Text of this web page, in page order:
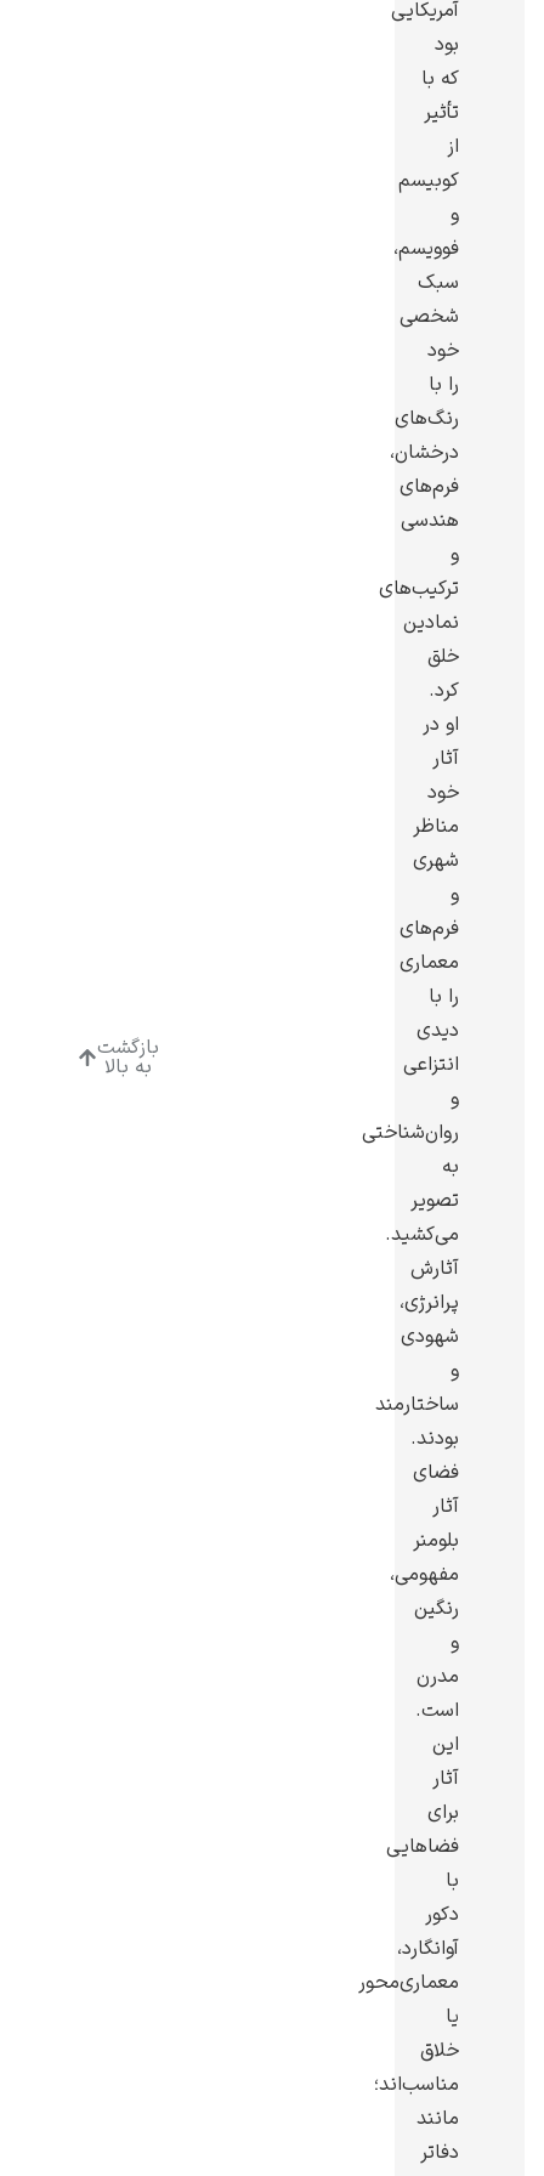
رامبرانت
پیر آگوست رنوآر
تابلوها
آمریکایی
بود
که با
تأثیر
از
کوبیسم
و
فوویسم،
سبک
شخصی
خود
را با
رنگ‌های
درخشان،
فرم‌های
هندسی
و
ترکیب‌های
نمادین
خلق
کرد.
او در
آثار
خود
مناظر
شهری
و
فرم‌های
معماری
را با
دیدی
انتزاعی
و
روان‌شناختی
به
تصویر
می‌کشید.
آثارش
پرانرژی،
شهودی
و
ساختارمند
بودند.
فضای
آثار
بلومنر
مفهومی،
رنگین
و
مدرن
است.
این
آثار
برای
فضاهایی
با
دکور
آوانگارد،
معماری‌محور
یا
خلاق
مناسب‌اند؛
مانند
دفاتر
بازگشت
به بالا